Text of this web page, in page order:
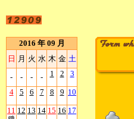
2016 年 09 月
日 月 火 水 木 金 土
- - - - 1 2 3
4 5 6 7 8 9 10
11 12 13 14 15 16 17